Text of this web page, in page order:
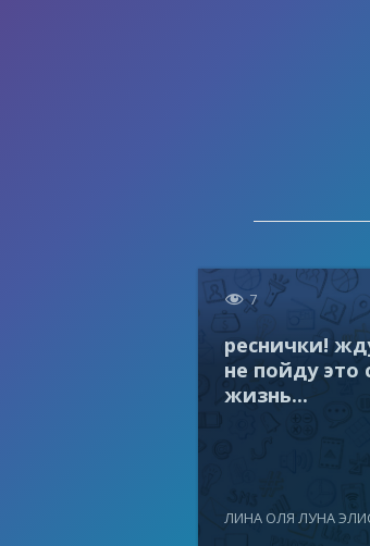
 7
реснички!
не пойду это
жизнь...
ЛИНА ОЛЯ ЛУНА